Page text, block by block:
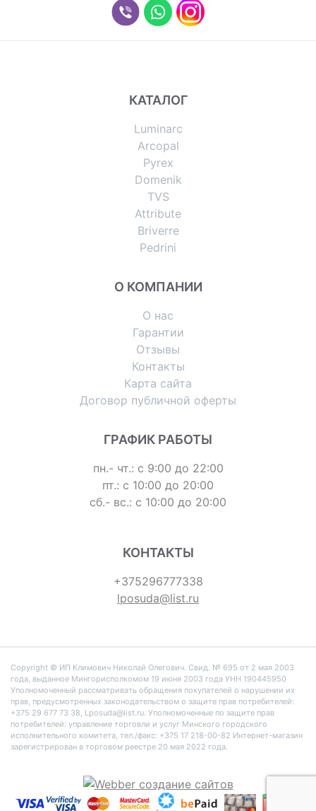
КАТАЛОГ
Luminarc
Arcopal
Pyrex
Domenik
TVS
Attribute
Briverre
Pedrini
О КОМПАНИИ
О нас
Гарантии
Отзывы
Контакты
Карта сайта
Договор публичной оферты
ГРАФИК РАБОТЫ
пн.- чт.: с 9:00 до 22:00
пт.: с 10:00 до 20:00
сб.- вс.: с 10:00 до 20:00
КОНТАКТЫ
+375296777338
lposuda@list.ru
Copyright © ИП Климович Николай Олегович. Cвид. № 695 от 2 мая 2003
года, выданное Мингорисполкомом 19 июня 2003 года УНН 190445950
Уполномоченный рассматривать обращения покупателей о нарушении их
прав, предусмотренных законодательством о защите прав потребителей:
+375 29 677 73 38, Lposuda@list.ru. Уполномоченные по защите прав
потребителей: управление торговли и услуг Минского городского
исполнительного комитета, тел./факс: +375 17 218-00-82 Интернет-магазин
зарегистрирован в торговом реестре 20 мая 2022 года.